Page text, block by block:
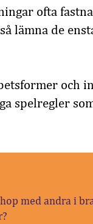
ofta
lämna de
och
spelregler
med andra i